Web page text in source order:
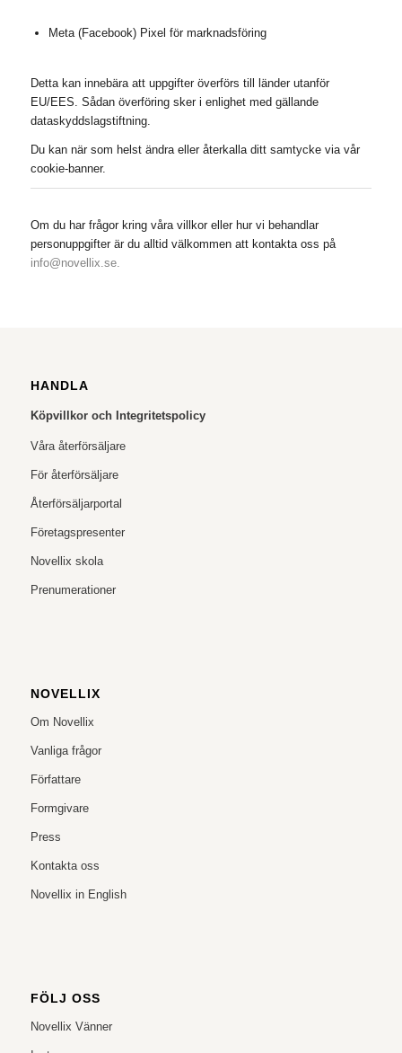
Meta (Facebook) Pixel för marknadsföring
Detta kan innebära att uppgifter överförs till länder utanför
EU/EES. Sådan överföring sker i enlighet med gällande
dataskyddslagstiftning.
Du kan när som helst ändra eller återkalla ditt samtycke via vår
cookie-banner.
Om du har frågor kring våra villkor eller hur vi behandlar
personuppgifter är du alltid välkommen att kontakta oss på
info@novellix.se.
HANDLA
Köpvillkor och Integritetspolicy
Våra återförsäljare
För återförsäljare
Återförsäljarportal
Företagspresenter
Novellix skola
Prenumerationer
NOVELLIX
Om Novellix
Vanliga frågor
Författare
Formgivare
Press
Kontakta oss
Novellix in English
FÖLJ OSS
Novellix Vänner